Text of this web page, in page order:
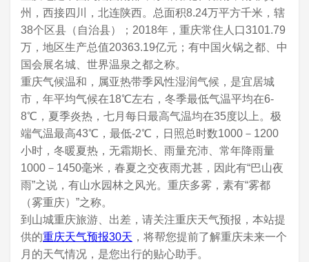
州，西接四川，北连陕西。总面积8.24万平方千米，辖
38个区县（自治县）；2018年，重庆常住人口3101.79
万，地区生产总值20363.19亿元；有中国火锅之都、中
国会展名城、世界温泉之都之称。
重庆气候温和，属亚热带季风性湿润气候，是宜居城
市，年平均气候在18℃左右，冬季最低气温平均在6-
8℃，夏季炎热，七月每日最高气温均在35度以上。极
端气温最高43℃，最低-2℃，日照总时数1000－1200
小时，冬暖夏热，无霜期长、雨量充沛、常年降雨量
1000－1450毫米，春夏之交夜雨尤甚，因此有“巴山夜
雨”之说，有山水园林之风光。重庆多雾，素有“雾都
（雾重庆）”之称。
到山城重庆旅游、出差，请关注重庆天气预报，本站提
供的重庆天气预报30天 ，将帮您提前了解重庆未来一个
月的天气情况，是您出行的贴心助手。